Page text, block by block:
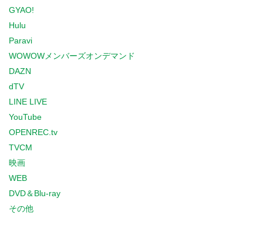
GYAO!
Hulu
Paravi
WOWOWメンバーズオンデマンド
DAZN
dTV
LINE LIVE
YouTube
OPENREC.tv
TVCM
映画
WEB
DVD＆Blu-ray
その他